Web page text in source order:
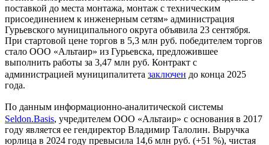
поставкой до места монтажа, монтаж с техническим
присоединением к инженерным сетям» администрация
Гурьевского муниципального округа объявила 23 сентября.
При стартовой цене торгов в 5,3 млн руб. победителем торгов
стало ООО «Альтаир» из Гурьевска, предложившее
выполнить работы за 3,47 млн руб. Контракт с
администрацией муниципалитета заключен до конца 2025
года.
По данным информационно-аналитической системы
Seldon.Basis, учредителем ООО «Альтаир» с основания в 2017
году является ее гендиректор Владимир Талолин. Выручка
юрлица в 2024 году превысила 14,6 млн руб. (+51 %), чистая